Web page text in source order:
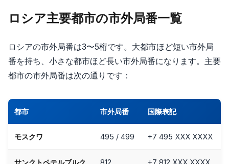
ロシア主要都市の市外局番一覧
ロシアの市外局番は3〜5桁です。大都市ほど短い市外局
番を持ち、小さな都市ほど長い市外局番になります。主要
都市の市外局番は次の通りです：
都市 市外局番 国際表記
モスクワ 495 / 499 +7 495 XXX XXXX
サンクトペテルブルク 812 +7 812 XXX XXXX